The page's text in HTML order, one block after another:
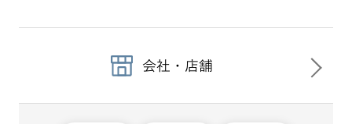
会社・店舗